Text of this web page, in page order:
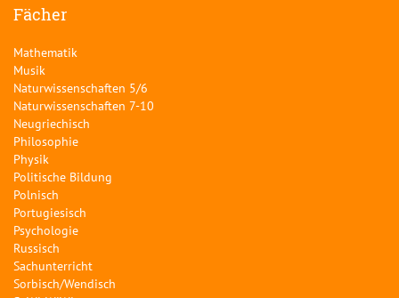
Fächer
Mathematik
Musik
Naturwissenschaften 5/6
Naturwissenschaften 7-10
Neugriechisch
Philosophie
Physik
Politische Bildung
Polnisch
Portugiesisch
Psychologie
Russisch
Sachunterricht
Sorbisch/Wendisch